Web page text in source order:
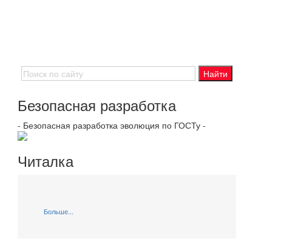
Безопасная разработка
- Безопасная разработка эволюция по ГОСТу -
Читалка
Больше...